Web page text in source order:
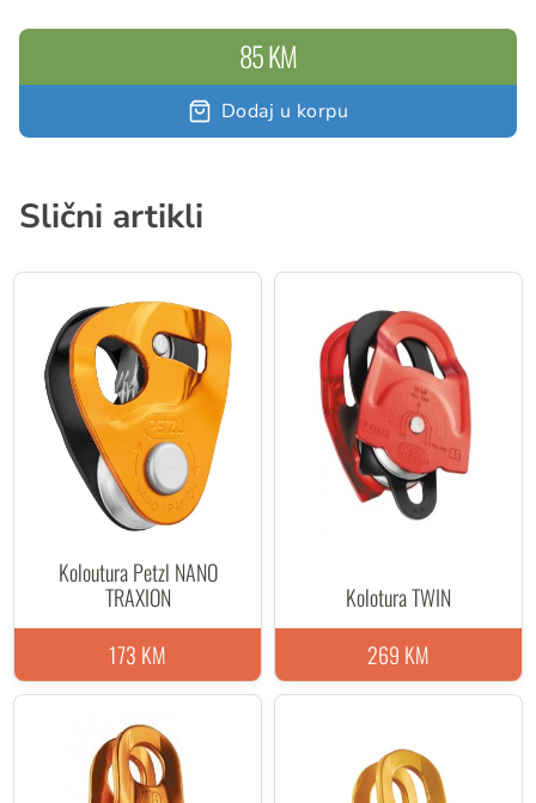
Pomične bočne ploče omogućavaju brzo i
jednostavno postavljanje
Kotur montiran na zatvorenim kugličnim ležajevima
osigurava visoku efikasnost
Kompatibilnost užeta: 6–11 mm
Kuglični ležajevi: da
Efikasnost: 91 %
Maksimalno radno opterećenje: 5 kN
Maksimalna nosivost (breaking strength): 18 kN
Težina: 52 g
Materijali: aluminij, nehrđajući čelik
Certifikati: CE EN 12278, UIAA, NFPA Technical Use, XF
494 Light
Garancija: 3 godine
85 KM
Dodaj u korpu
Slični artikli
Koloutura Petzl NANO
TRAXION
173 KM
Kolotura TWIN
269 KM